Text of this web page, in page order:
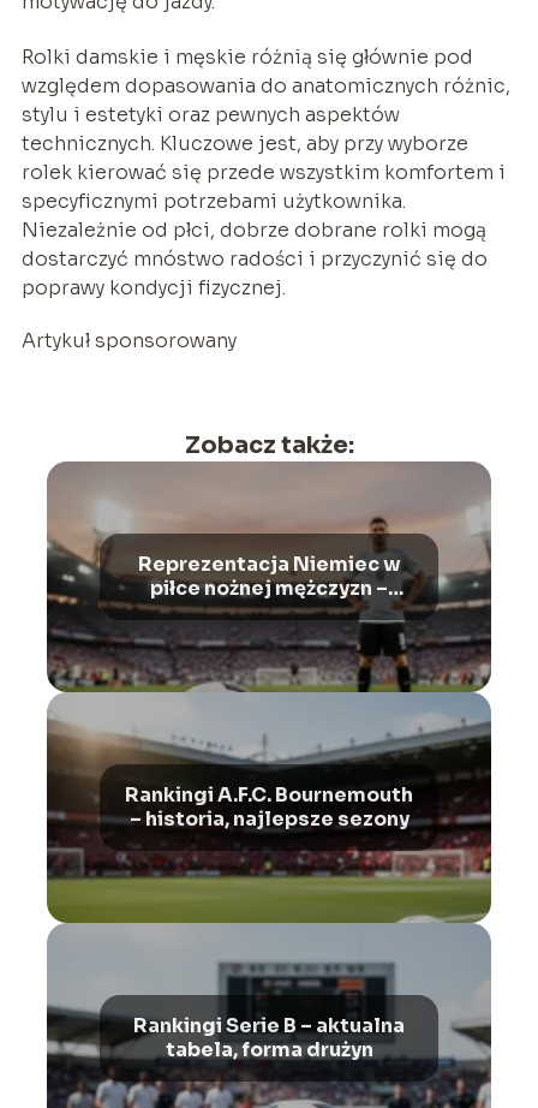
Rolki damskie i męskie różnią się głównie pod
względem dopasowania do anatomicznych różnic,
stylu i estetyki oraz pewnych aspektów
technicznych. Kluczowe jest, aby przy wyborze
rolek kierować się przede wszystkim komfortem i
specyficznymi potrzebami użytkownika.
Niezależnie od płci, dobrze dobrane rolki mogą
dostarczyć mnóstwo radości i przyczynić się do
poprawy kondycji fizycznej.
Artykuł sponsorowany
Zobacz także:
Reprezentacja Niemiec w
piłce nożnej mężczyzn –
historia, sukcesy, najwięksi
piłkarze
Rankingi A.F.C. Bournemouth
– historia, najlepsze sezony
Rankingi Serie B – aktualna
tabela, forma drużyn